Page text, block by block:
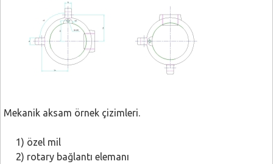
Mekanik aksam örnek çizimleri.
1) özel mil
2) rotary bağlantı elemanı